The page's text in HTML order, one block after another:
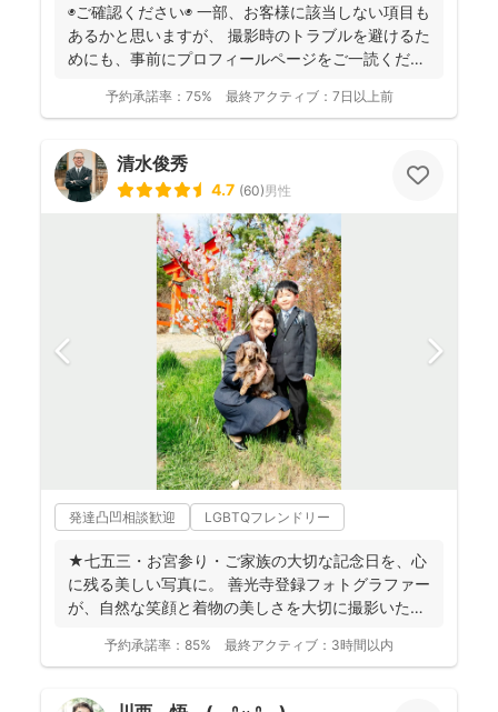
◉ご確認ください◉ 一部、お客様に該当しない項目も
あるかと思いますが、 撮影時のトラブルを避けるた
めにも、事前にプロフィールページをご一読くださ
予約承諾率： 75% 最終アクティブ： 7日以上前
清水俊秀
4.7 (60)男性
発達凸凹相談歓迎 LGBTQフレンドリー
★七五三・お宮参り・ご家族の大切な記念日を、心
に残る美しい写真に。 善光寺登録フォトグラファー
が、自然な笑顔と着物の美しさを大切に撮影いたし
予約承諾率： 85% 最終アクティブ： 3時間以内